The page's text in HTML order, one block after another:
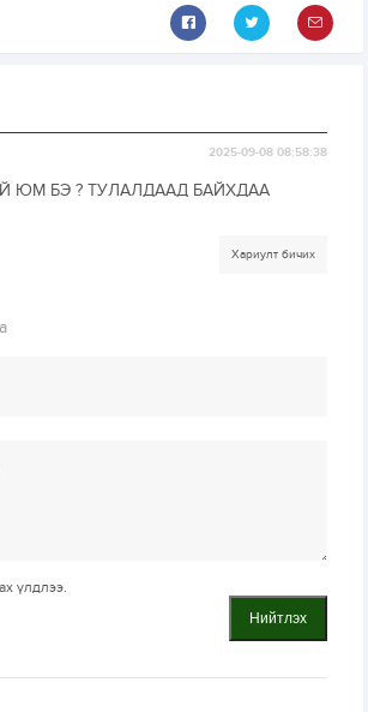
2025-09-08 08:58:38
ЮМ БЭ ? ТУЛАЛДААД БАЙХДАА
Хариулт бичих
үлдлээ.
Нийтлэх